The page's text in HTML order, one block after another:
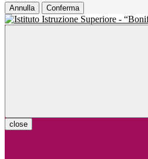
Annulla Conferma
close